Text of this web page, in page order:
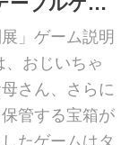
」ゲーム説明
おじいちゃ
さん、さらに
管する宝箱が
たゲームはタ